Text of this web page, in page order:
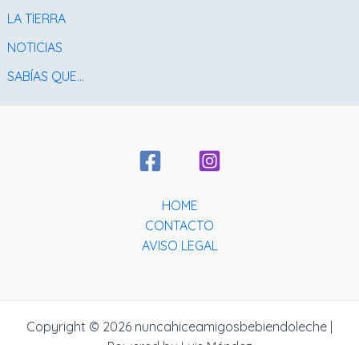
LA TIERRA
NOTICIAS
SABÍAS QUE…
HOME
CONTACTO
AVISO LEGAL
Copyright © 2026 nuncahiceamigosbebiendoleche |